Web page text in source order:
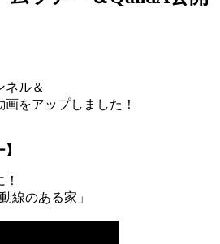
ネル＆
をアップしました！
線のある家」